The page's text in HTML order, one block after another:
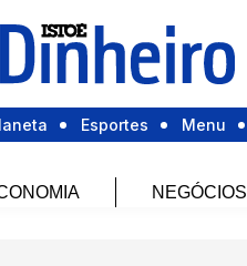
Esportes Menu
NEGÓCIOS